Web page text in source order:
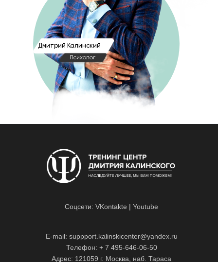
Дмитрий Калинский
Психолог
E-mail: suppport.kalinskicenter@yandex.ru
Телефон: + 7 495-646-06-50
Адрес: 121059 г. Москва, наб. Тараса
Соцсети: VKontakte | Youtube